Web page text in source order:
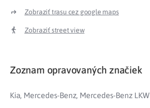
Zobraziť trasu cez google maps
Zobraziť street view
Zoznam opravovaných značiek
Kia, Mercedes-Benz, Mercedes-Benz LKW